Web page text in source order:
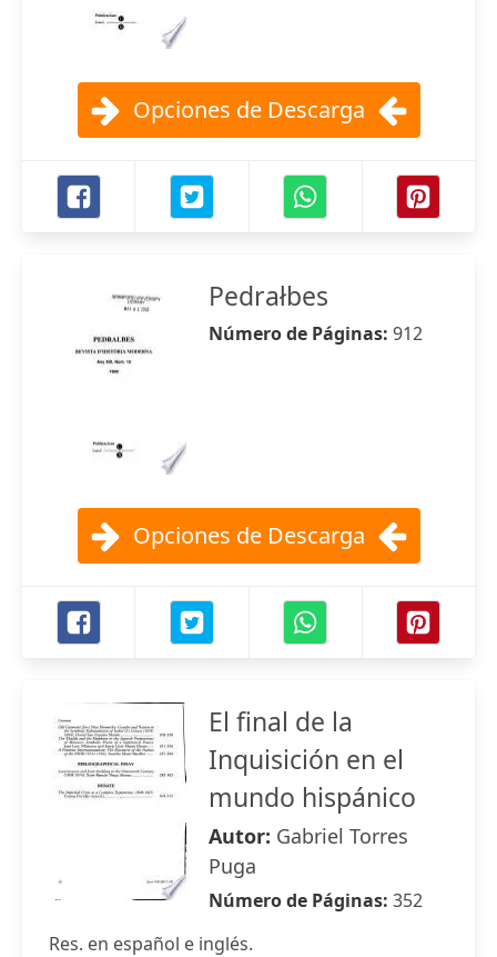
Opciones de Descarga
Pedrałbes
Número de Páginas: 912
Opciones de Descarga
El final de la
Inquisición en el
mundo hispánico
Autor: Gabriel Torres
Puga
Número de Páginas: 352
Res. en español e inglés.